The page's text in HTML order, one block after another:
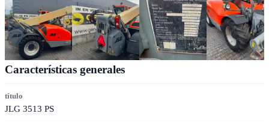
Características generales
título
JLG 3513 PS